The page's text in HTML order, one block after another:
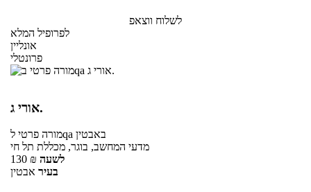
לשלוח ווצאפ
לפרופיל המלא
אונליין
פרונטלי
אורי ג.
מורה פרטילqa באבטין
מדעי המחשב, בוגר, מכללת תל חי
130 ₪ לשעה
בעיר אבטין